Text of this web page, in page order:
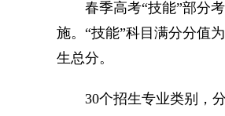
春季高考“技能”部分考
施。“技能”科目满分分值
生总分。
30个招生专业类别，分